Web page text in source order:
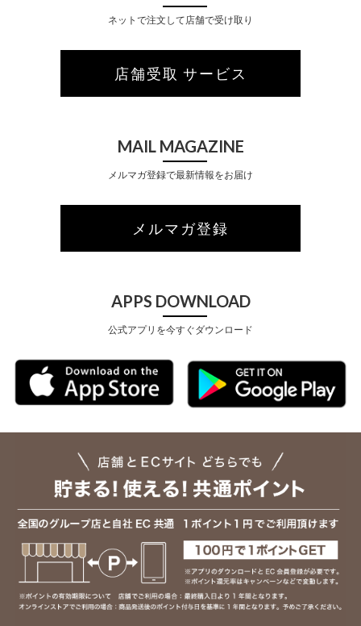
ネットで注文して店舗で受け取り
店舗受取 サービス
MAIL MAGAZINE
メルマガ登録で最新情報をお届け
メルマガ登録
APPS DOWNLOAD
公式アプリを今すぐダウンロード